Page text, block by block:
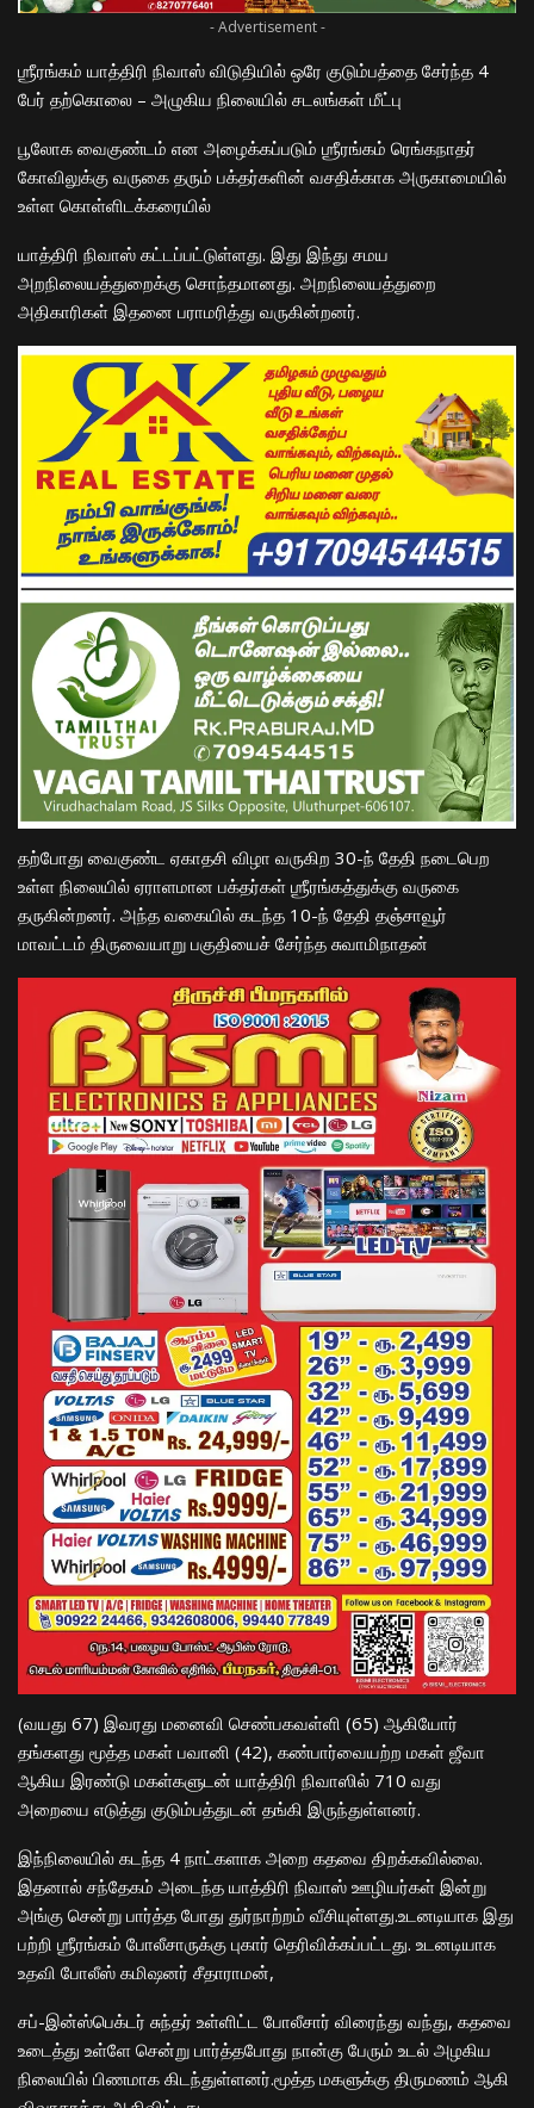
- Advertisement -
ஶ்ரீரங்கம் யாத்திரி நிவாஸ் விடுதியில் ஒரே குடும்பத்தை சேர்ந்த 4
பேர் தற்கொலை – அழுகிய நிலையில் சடலங்கள் மீட்பு
பூலோக வைகுண்டம் என அழைக்கப்படும் ஶ்ரீரங்கம் ரெங்கநாதர்
கோவிலுக்கு வருகை தரும் பக்தர்களின் வசதிக்காக அருகாமையில்
உள்ள கொள்ளிடக்கரையில்
யாத்திரி நிவாஸ் கட்டப்பட்டுள்ளது. இது இந்து சமய
அறநிலையத்துறைக்கு சொந்தமானது. அறநிலையத்துறை
அதிகாரிகள் இதனை பராமரித்து வருகின்றனர்.
தற்போது வைகுண்ட ஏகாதசி விழா வருகிற 30-ந் தேதி நடைபெற
உள்ள நிலையில் ஏராளமான பக்தர்கள் ஶ்ரீரங்கத்துக்கு வருகை
தருகின்றனர். அந்த வகையில் கடந்த 10-ந் தேதி தஞ்சாவூர்
மாவட்டம் திருவையாறு பகுதியைச் சேர்ந்த சுவாமிநாதன்
(வயது 67) இவரது மனைவி செண்பகவள்ளி (65) ஆகியோர்
தங்களது மூத்த மகள் பவானி (42), கண்பார்வையற்ற மகள் ஜீவா
ஆகிய இரண்டு மகள்களுடன் யாத்திரி நிவாஸில் 710 வது
அறையை எடுத்து குடும்பத்துடன் தங்கி இருந்துள்ளனர்.
இந்நிலையில் கடந்த 4 நாட்களாக அறை கதவை திறக்கவில்லை.
இதனால் சந்தேகம் அடைந்த யாத்திரி நிவாஸ் ஊழியர்கள் இன்று
அங்கு சென்று பார்த்த போது துர்நாற்றம் வீசியுள்ளது.உடனடியாக இது
பற்றி ஶ்ரீரங்கம் போலீசாருக்கு புகார் தெரிவிக்கப்பட்டது. உடனடியாக
உதவி போலீஸ் கமிஷனர் சீதாராமன்,
சப்-இன்ஸ்பெக்டர் சுந்தர் உள்ளிட்ட போலீசார் விரைந்து வந்து, கதவை
உடைத்து உள்ளே சென்று பார்த்தபோது நான்கு பேரும் உடல் அழகிய
நிலையில் பிணமாக கிடந்துள்ளனர்.மூத்த மகளுக்கு திருமணம் ஆகி